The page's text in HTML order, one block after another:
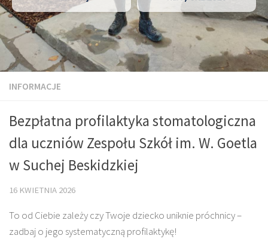
INFORMACJE
Bezpłatna profilaktyka stomatologiczna
dla uczniów Zespołu Szkół im. W. Goetla
w Suchej Beskidzkiej
16 KWIETNIA 2026
To od Ciebie zależy czy Twoje dziecko uniknie próchnicy –
zadbaj o jego systematyczną profilaktykę!